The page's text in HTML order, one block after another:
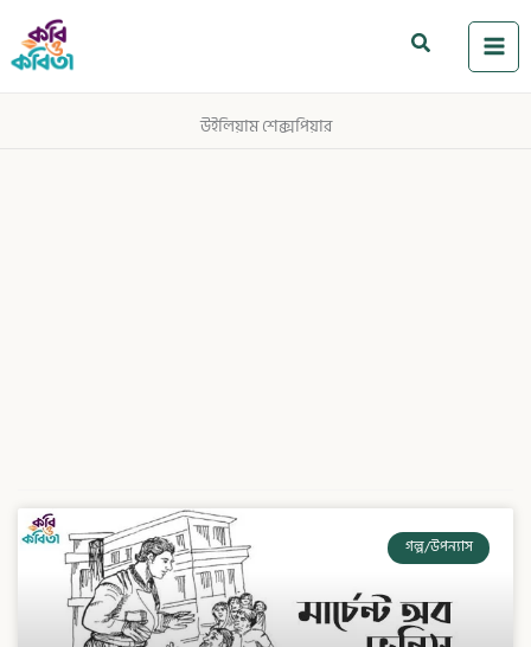
content
Search
উইলিয়াম শেক্সপিয়ার
গল্প/উপন্যাস